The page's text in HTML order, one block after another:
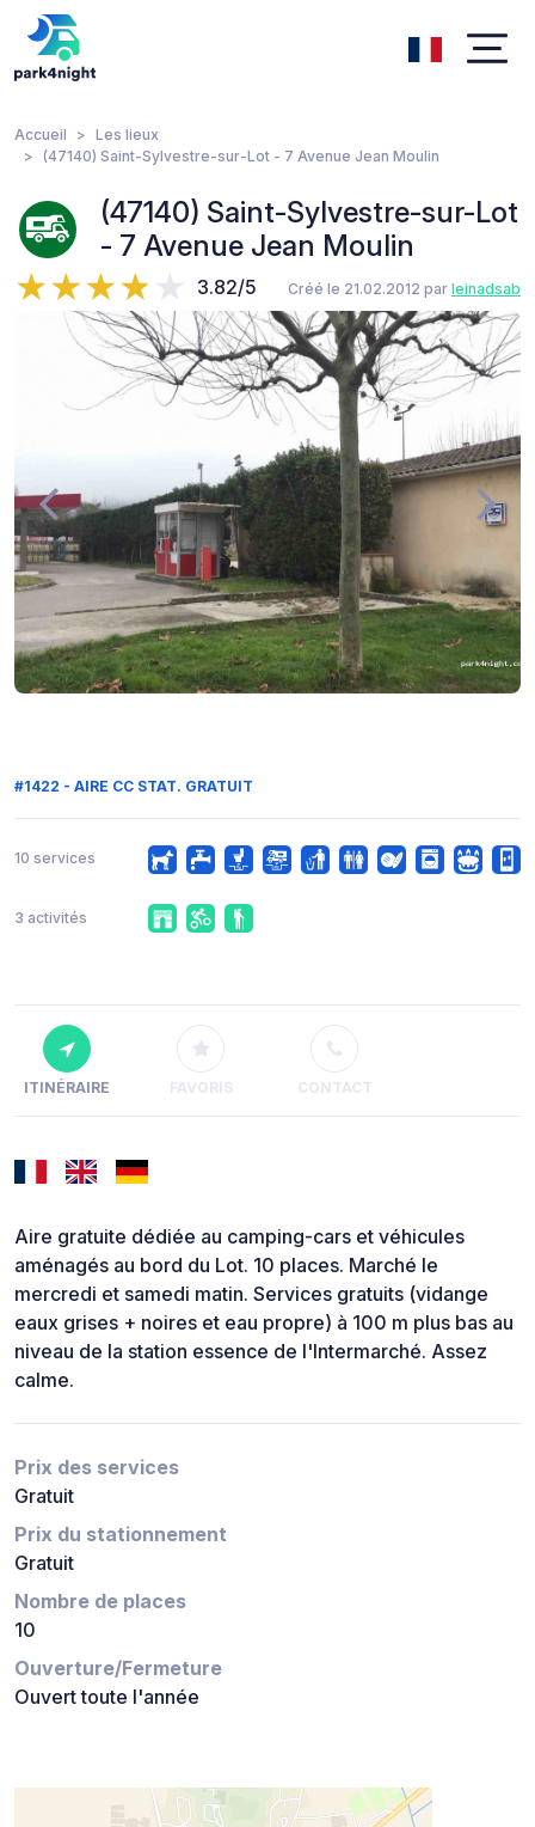
Accueil
Les lieux
(47140) Saint-Sylvestre-sur-Lot - 7 Avenue Jean Moulin
(47140) Saint-Sylvestre-sur-Lot
- 7 Avenue Jean Moulin
3.82/5 Créé le 21.02.2012 par leinadsab
#1422 - AIRE CC STAT. GRATUIT
10 services
3 activités
ITINÉRAIRE FAVORIS CONTACT
Aire gratuite dédiée au camping-cars et véhicules
aménagés au bord du Lot. 10 places. Marché le
mercredi et samedi matin. Services gratuits (vidange
eaux grises + noires et eau propre) à 100 m plus bas au
niveau de la station essence de l'Intermarché. Assez
calme.
Prix des services
Gratuit
Prix du stationnement
Gratuit
Nombre de places
10
Ouverture/Fermeture
Ouvert toute l'année